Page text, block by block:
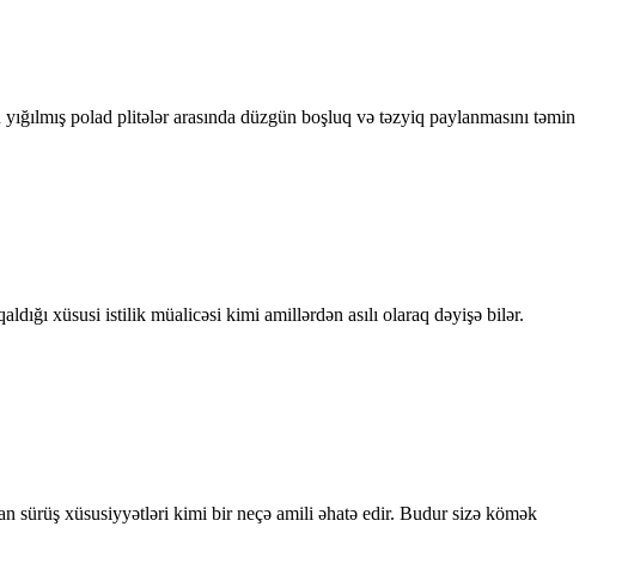
polad plitələr arasında düzgün boşluq və təzyiq paylanmasını təmin
xüsusi istilik müalicəsi kimi amillərdən asılı olaraq dəyişə bilər.
sürüş xüsusiyyətləri kimi bir neçə amili əhatə edir. Budur sizə kömək